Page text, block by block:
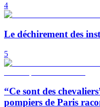
4
Le déchirement des
5
“Ce sont des
pompiers de Paris